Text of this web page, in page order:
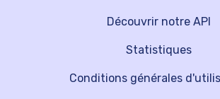
Découvrir notre API
Statistiques
Conditions générales